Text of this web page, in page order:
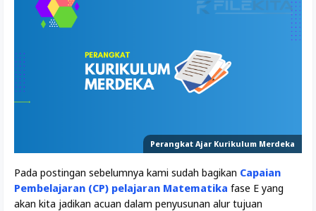
Perangkat Ajar Kurikulum Merdeka
Pada postingan sebelumnya kami sudah bagikan Capaian
Pembelajaran (CP) pelajaran Matematika fase E yang
akan kita jadikan acuan dalam penyusunan alur tujuan